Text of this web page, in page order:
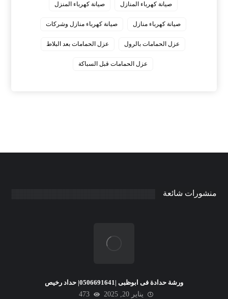
صيانة كهرباء المنازل صيانة كهرباء المنزل
صيانة كهرباء منازل صيانة كهرباء منازل وشركات
عزل الحمامات بالرول عزل الحمامات بعد البلاط
عزل الحمامات قبل السباكة
منشورات شائعة
ورشة حدادة فى ابوظبى |0506691641| حداد رخيص
يناير 20, 2025
473